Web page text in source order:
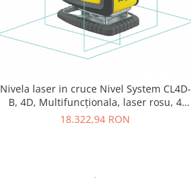
Nivela laser in cruce Nivel System CL4D-
B, 4D, Multifuncționala, laser rosu, 4
planuri laser (360 grade)
18.322,94 RON